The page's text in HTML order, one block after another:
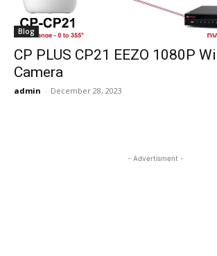
Blog
CP PLUS CP21 EEZO 1080P
Camera
admin - December 28, 2023
- Advertisment -